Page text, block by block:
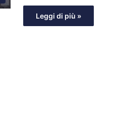
Leggi di più »